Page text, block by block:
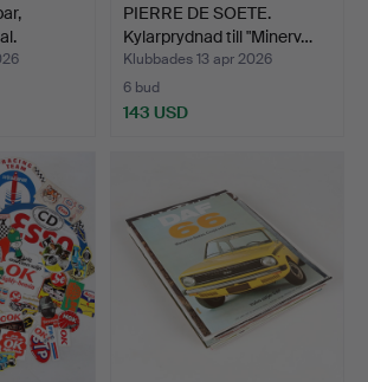
PIERRE DE SOETE.
Kylarprydnad till "Minerv…
Klubbades 13 apr 2026
6 bud
143 USD